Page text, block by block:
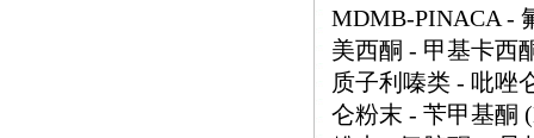
MDMB-PINACA -
美西酮 - 甲基卡西
质子利嗪类 - 吡唑
仑粉末 - 苄甲基酮